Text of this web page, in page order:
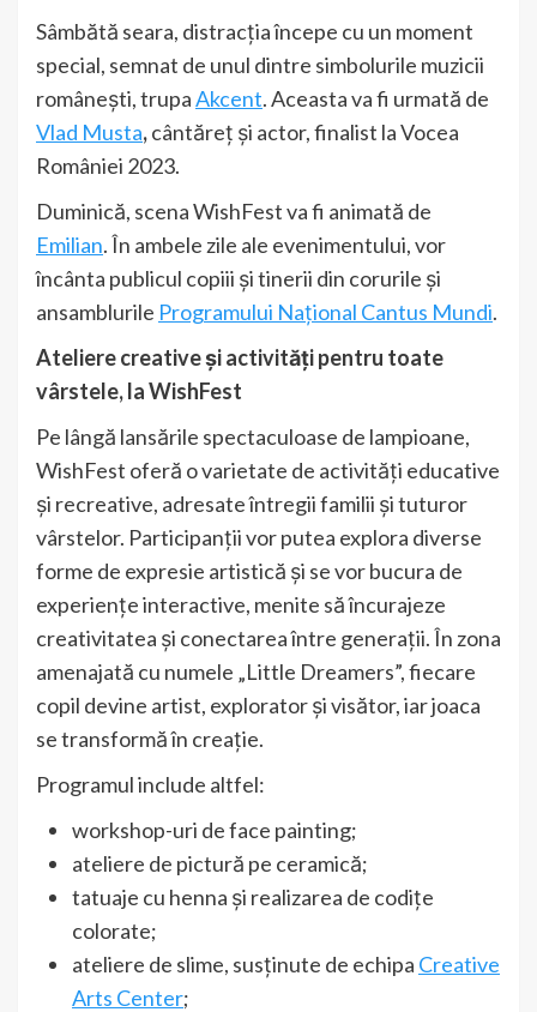
Sâmbătă seara, distracția începe cu un moment
special, semnat de unul dintre simbolurile muzicii
românești, trupaAkcent. Aceasta va fi urmată de
Vlad Musta,cântăreț și actor, finalist la Vocea
României 2023.
Duminică, scena WishFest va fi animată de
Emilian. În ambele zile ale evenimentului, vor
încânta publicul copiii și tinerii din corurile și
ansamblurile Programului Național Cantus Mundi.
Ateliere creative și activități pentru toate
vârstele, la WishFest
Pe lângă lansările spectaculoase de lampioane,
WishFest oferă o varietate de activități educative
și recreative, adresate întregii familii și tuturor
vârstelor. Participanții vor putea explora diverse
forme de expresie artistică și se vor bucura de
experiențe interactive, menite să încurajeze
creativitatea și conectarea între generații. În zona
amenajată cu numele „Little Dreamers”, fiecare
copil devine artist, explorator și visător, iar joaca
se transformă în creație.
Programul include altfel:
workshop-uri de face painting;
ateliere de pictură pe ceramică;
tatuaje cu henna și realizarea de codițe
colorate;
ateliere de slime, susținute de echipa Creative
Arts Center;